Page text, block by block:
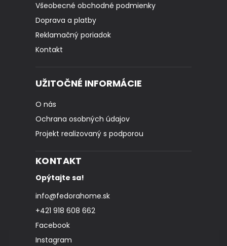
Všeobecné obchodné podmienky
Doprava a platby
Reklamačný poriadok
Kontakt
UŽITOČNÉ INFORMÁCIE
O nás
Ochrana osobných údajov
Projekt realizovaný s podporou
KONTAKT
Opýtajte sa!
info@fedorahome.sk
+421 918 608 662
Facebook
Instagram